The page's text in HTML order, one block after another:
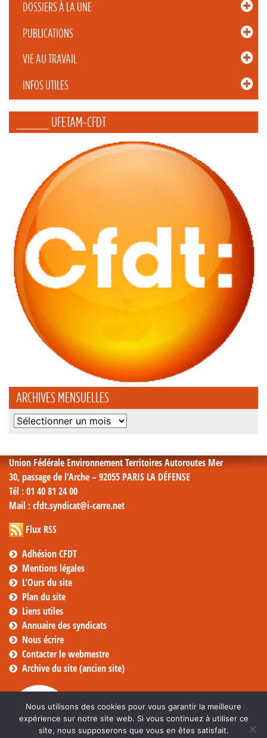
DOSSIERS À LA UNE
PUBLICATIONS
VIE AU TRAVAIL
INFOS UTILES
_____ UFETAM-CFDT
ARCHIVES MENSUELLES
Archives
Union Fédérale Environnement Territoires Autoroutes Mer
30, passage de l’Arche – 92055 PARIS LA DÉFENSE
Tél : 01 40 81 24 00
Mail : cfdt.syndicat@i-carre.net
Flux RSS
Adhésion CFDT
Mentions légales
L’Ours du site
Plan du site
Liens utiles
Annuaire des syndicats
Nous écrire
Contacter le webmestre
Archive du site (ancien site)
Nous utilisons des cookies pour vous garantir la meilleure
expérience sur notre site web. Si vous continuez à utiliser ce
site, nous supposerons que vous en êtes satisfait.